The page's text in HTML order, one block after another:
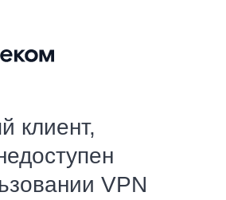
клиент,
VPN